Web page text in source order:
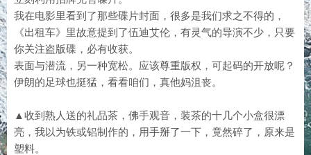
我在电影里看到了那些碟片封面，很多是我们求之不得的，
《出租车》里故意提到了伍迪艾伦，有灵气的导演不少，只要
你关注盗版碟，必有收获。
表面与潜流，另一种宽松。应该尊重版权，可起码的开放呢？
伊朗的足球也挺猛，看看咱们，真他妈沮丧。
▲收到熟人送的礼品茶，佛手观音，装茶的十几个小盒很漂
亮，我以为铁或铝制作的，用手掰了一下，竟然碎了，原来是
塑料。